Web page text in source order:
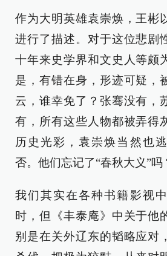
作为大明英雄袁崇焕，王彬
进行了描述。对于这位悲剧
十年来史学界和文史人等颇
是，有错在身，形迹可疑，
云，谁幸免了？张骞没有，
有，所有这些人物都被弄得
历史光彩，袁崇焕当然也
否。他们忘记了“春秋大义”吗
我们其实在各种书籍影视
时，但《丰泰庵》中关于他
别是在关外辽东的韬略应对